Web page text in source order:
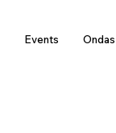
Events